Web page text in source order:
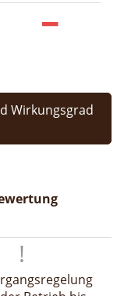
Wirkungsgrad